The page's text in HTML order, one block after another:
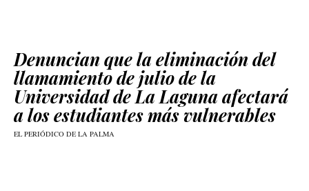
Denuncian que la eliminación del
llamamiento de julio de la
Universidad de La Laguna afectará
a los estudiantes más vulnerables
EL PERIÓDICO DE LA PALMA